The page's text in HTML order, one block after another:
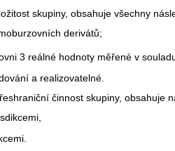
skupiny, obsahuje všechny
derivátů;
3 reálné hodnoty měřené v
a realizovatelné.
činnost skupiny, obsahuje